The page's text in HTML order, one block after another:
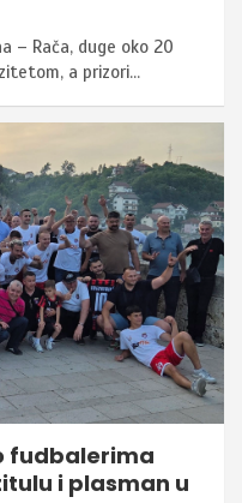
– Rača, duge oko 20
a prizori…
fudbalerima
i plasman u